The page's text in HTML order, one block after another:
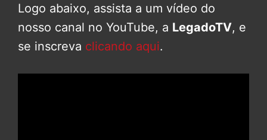
Logo abaixo, assista a um vídeo do
nosso canal no YouTube, a LegadoTV, e
se inscreva clicando aqui.